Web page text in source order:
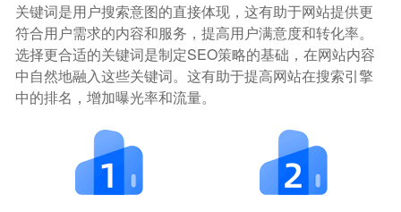
关键词是用户搜索意图的直接体现，这有助于网站提供更
符合用户需求的内容和服务，提高用户满意度和转化率。
选择更合适的关键词是制定SEO策略的基础，在网站内容
中自然地融入这些关键词。这有助于提高网站在搜索引擎
中的排名，增加曝光率和流量。